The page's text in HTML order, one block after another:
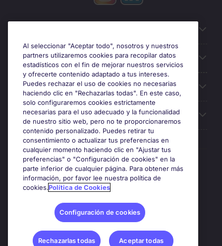
Búsqueda de empleo
Oficinas
Sobre Michael Page
Premios y certificaciones
Al seleccionar "Aceptar todo", nosotros y nuestros
partners utilizaremos cookies para recopilar datos
estadísticos con el fin de mejorar nuestros servicios
y ofrecerte contenido adaptado a tus intereses.
Puedes rechazar el uso de cookies no necesarias
haciendo clic en "Rechazarlas todas". En este caso,
solo configuraremos cookies estrictamente
necesarias para el uso adecuado y la funcionalidad
de nuestro sitio web, pero no te proporcionaremos
contenido personalizado. Puedes retirar tu
consentimiento o actualizar tus preferencias en
cualquier momento haciendo clic en "Ajustar tus
preferencias" o "Configuración de cookies" en la
parte inferior de cualquier página. Para obtener más
información, por favor lee nuestra política de
cookies.Política de Cookies
Configuración de cookies
Rechazarlas todas Aceptar todas